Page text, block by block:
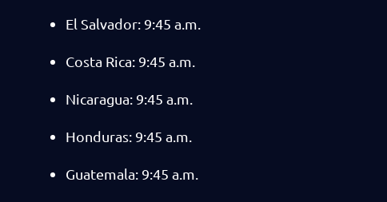
El Salvador: 9:45 a.m.
Costa Rica: 9:45 a.m.
Nicaragua: 9:45 a.m.
Honduras: 9:45 a.m.
Guatemala: 9:45 a.m.